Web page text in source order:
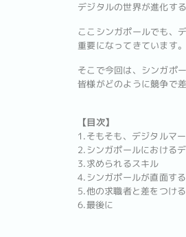
デジタルの世界が進化す
ここシンガポールでも、
重要になってきています。
そこで今回は、シンガポ
皆様がどのように競争で
【目次】
1.そもそも、デジタルマ
2.シンガポールにおける
3.求められるスキル
4.シンガポールが直面す
5.他の求職者と差をつけ
6.最後に